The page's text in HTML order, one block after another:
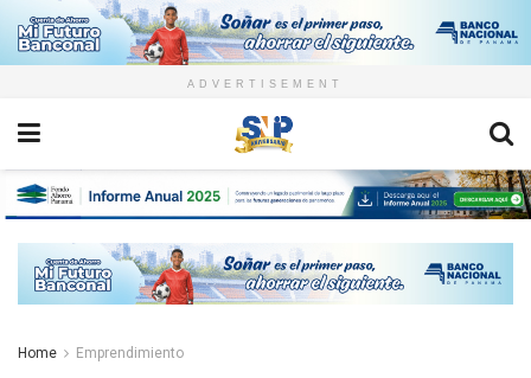
ADVERTISEMENT
Home Emprendimiento